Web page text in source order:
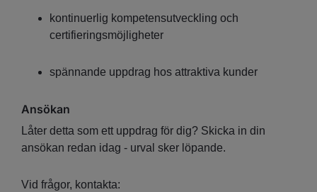
kontinuerlig kompetensutveckling och
certifieringsmöjligheter
spännande uppdrag hos attraktiva kunder
Ansökan
Låter detta som ett uppdrag för dig? Skicka in din
ansökan redan idag - urval sker löpande.
Vid frågor, kontakta: